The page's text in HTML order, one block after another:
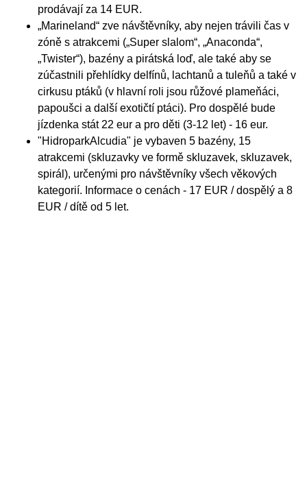
prodávají za 14 EUR.
„Marineland“ zve návštěvníky, aby nejen trávili čas v
zóně s atrakcemi („Super slalom“, „Anaconda“,
„Twister“), bazény a pirátská loď, ale také aby se
zúčastnili přehlídky delfínů, lachtanů a tuleňů a také v
cirkusu ptáků (v hlavní roli jsou růžové plameňáci,
papoušci a další exotičtí ptáci). Pro dospělé bude
jízdenka stát 22 eur a pro děti (3-12 let) - 16 eur.
"HidroparkAlcudia" je vybaven 5 bazény, 15
atrakcemi (skluzavky ve formě skluzavek, skluzavek,
spirál), určenými pro návštěvníky všech věkových
kategorií. Informace o cenách - 17 EUR / dospělý a 8
EUR / dítě od 5 let.